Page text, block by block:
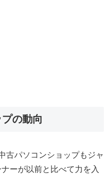
の動向
古パソコンショップもジャ
ーが以前と比べて力を入